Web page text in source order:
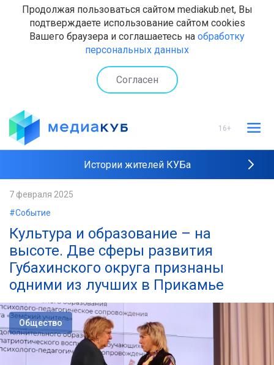
Продолжая пользоваться сайтом mediakub.net, Вы
подтверждаете использование сайтом cookies
Вашего браузера и соглашаетесь на обработку
персональных данных
Согласен
16+
Истории жителей КУБа
Наши интервью
7 февраля 2025
#Событие
Культура и образование – на
высоте. Две сферы развития
Губахинского округа признаны
одними из лучших в Прикамье
Общество